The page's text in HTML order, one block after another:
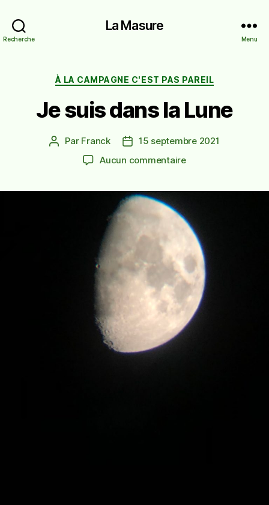
Recherche
La Masure
Menu
Catégories
À LA CAMPAGNE C'EST PAS PAREIL
Je suis dans la Lune
Auteur
Par Franck
Date15 septembre 2021
Aucun commentairesur
Lune